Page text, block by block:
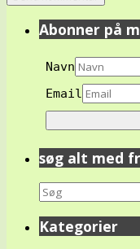
Abonner på
Navn
Email
søg alt med
Search
for:
Kategorier